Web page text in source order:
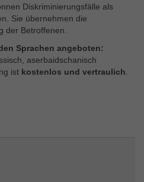
Diskriminierungsfälle als
Sie übernehmen die
der Betroffenen.
Sprachen angeboten:
aserbaidschanisch
ist kostenlos und vertraulich